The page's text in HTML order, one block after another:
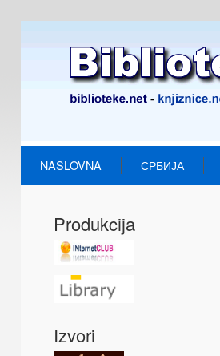
NASLOVNA СРБИЈА
Produkcija
Izvori